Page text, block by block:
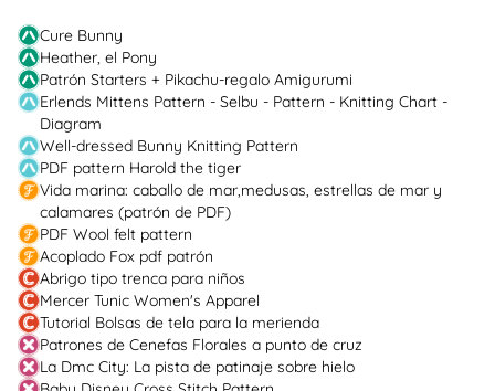
Cure Bunny
Heather, el Pony
Patrón Starters + Pikachu-regalo Amigurumi
Erlends Mittens Pattern - Selbu - Pattern - Knitting Chart -
Diagram
Well-dressed Bunny Knitting Pattern
PDF pattern Harold the tiger
Vida marina: caballo de mar,medusas, estrellas de mar y
calamares (patrón de PDF)
PDF Wool felt pattern
Acoplado Fox pdf patrón
Abrigo tipo trenca para niños
Mercer Tunic Women's Apparel
Tutorial Bolsas de tela para la merienda
Patrones de Cenefas Florales a punto de cruz
La Dmc City: La pista de patinaje sobre hielo